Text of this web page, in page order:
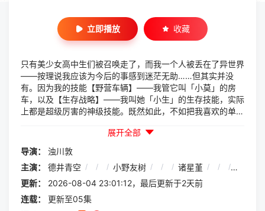
立即播放 收藏
只有美少女高中生们被召唤走了，而我一个人被丢在了异世界
——按理说我应该为今后的事感到迷茫无助……但其实并没
有。因为我的技能【野营车辆】——我管它叫「小莫」的房
车，以及【生存战略】——我叫她「小生」的生存技能，实际
上都是超级厉害的神级技能。既然如此，不如把我喜欢的单人
时候，超棒的伙伴们一个接一个地登场了♪好嘞，那就大家一
起踏上异世界美食之旅吧！来，请上车！为了尽情享受异世
界，小莫，出发前进！
展开全部
导演：
浊川敦
主演：
德井青空 / / / 小野友树 / / / 诸星堇 / / / 立花慎
更新：
2026-08-04 23:01:12，最后更新于2天前
连载：
更新至05集